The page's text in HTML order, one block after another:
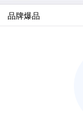
品牌爆品